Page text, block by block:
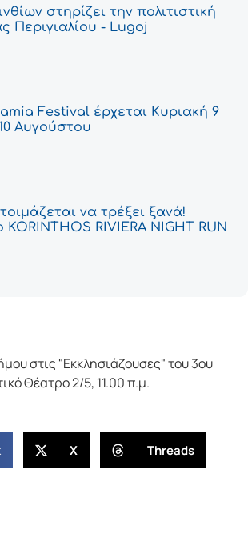
στηρίζει την πολιτιστική
Περιγιαλίου - Lugoj
Festival έρχεται Κυριακή 9
Αυγούστου
να τρέξει ξανά!
KORINTHOS RIVIERA NIGHT RUN
στις "Εκκλησιάζουσες" του 3ου
Θέατρο 2/5, 11.00 π.μ.
X Threads